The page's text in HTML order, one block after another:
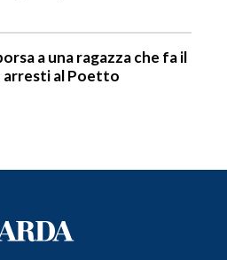
a una ragazza che fa il
arresti al Poetto